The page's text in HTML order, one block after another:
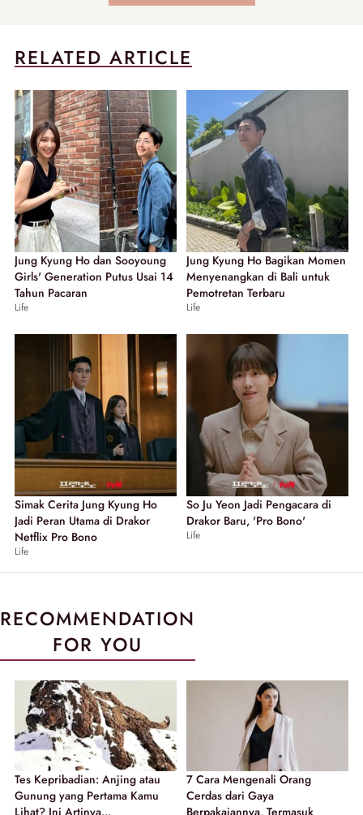
RELATED ARTICLE
Jung Kyung Ho dan Sooyoung
Girls' Generation Putus Usai 14
Tahun Pacaran
Life
Jung Kyung Ho Bagikan Momen
Menyenangkan di Bali untuk
Pemotretan Terbaru
Life
Simak Cerita Jung Kyung Ho
Jadi Peran Utama di Drakor
Netflix Pro Bono
Life
So Ju Yeon Jadi Pengacara di
Drakor Baru, 'Pro Bono'
Life
RECOMMENDATION
FOR YOU
Tes Kepribadian: Anjing atau
Gunung yang Pertama Kamu
7 Cara Mengenali Orang
Cerdas dari Gaya